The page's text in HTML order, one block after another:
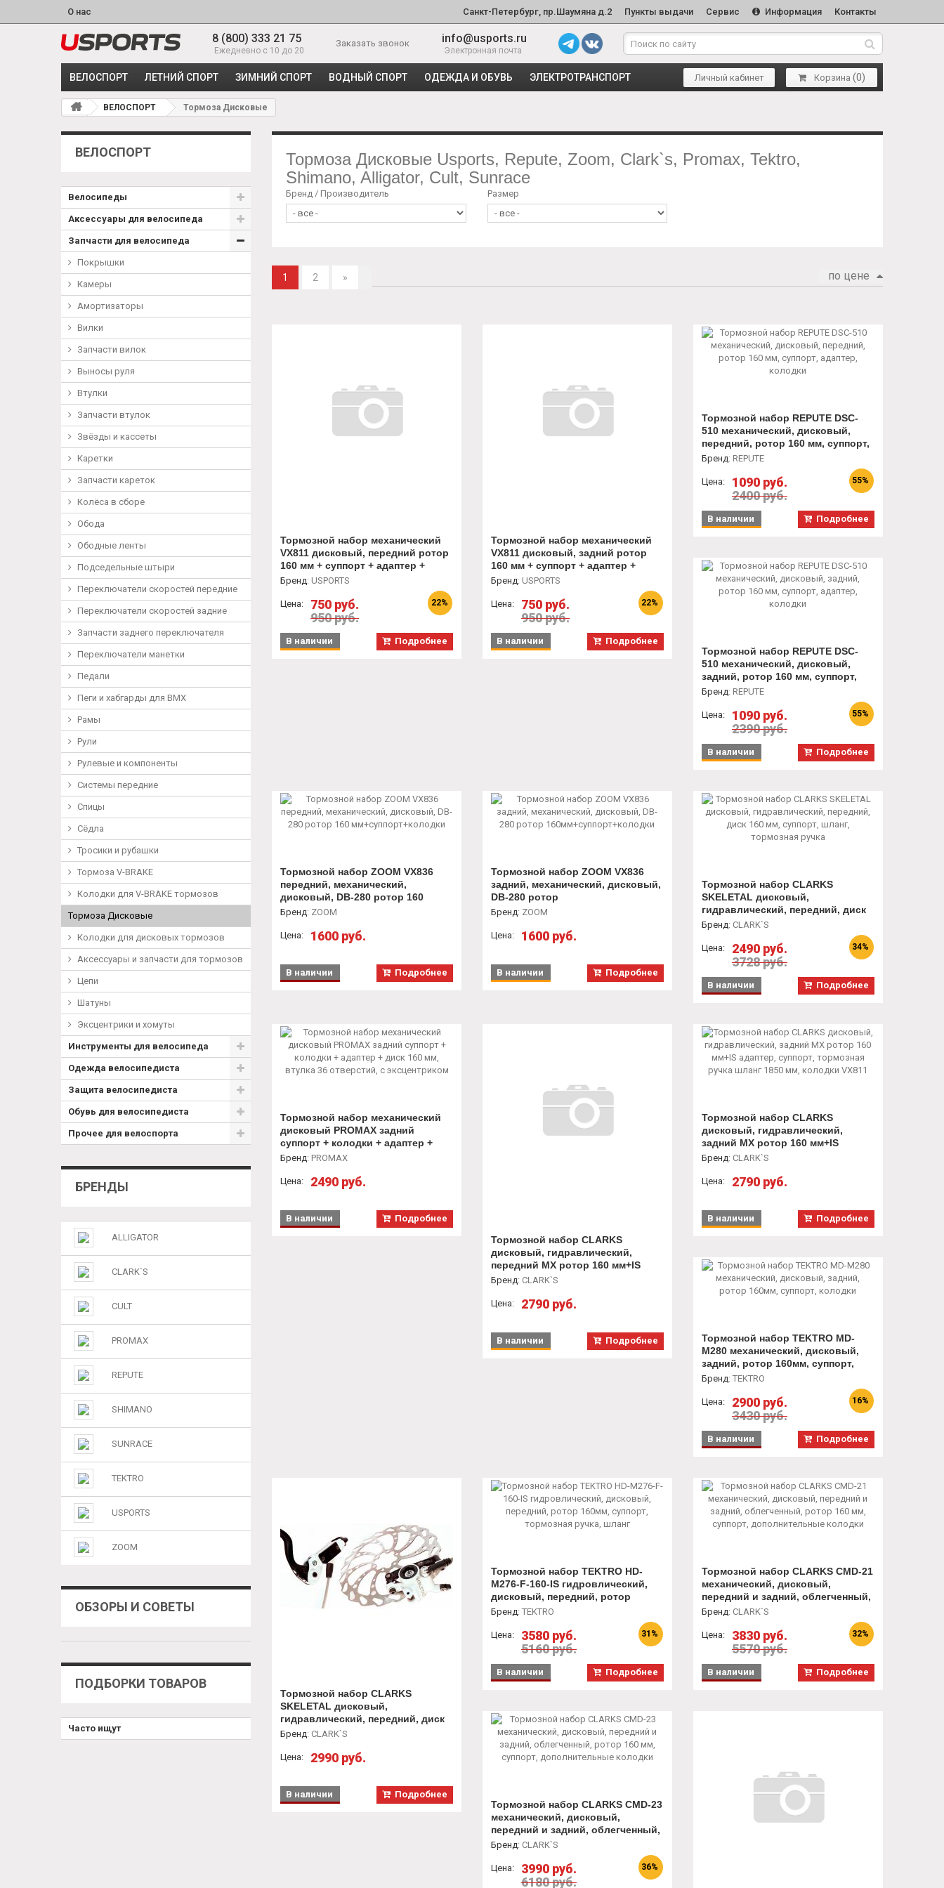
О нас Санкт-Петербург, пр.Шаумяна д.2 Пункты выдачи Сервис Информация Контакты
8 (800) 333 21 75
Ежедневно с 10 до 20
Заказать звонок info@usports.ru
Электронная почта
ВЕЛОСПОРТ ЛЕТНИЙ СПОРТ ЗИМНИЙ СПОРТ ВОДНЫЙ СПОРТ ОДЕЖДА И ОБУВЬ ЭЛЕКТРОТРАНСПОРТ Личный кабинет Корзина (0)
ВЕЛОСПОРТ Тормоза Дисковые
ВЕЛОСПОРТ
Велосипеды
Аксессуары для велосипеда
Запчасти для велосипеда
Покрышки
Камеры
Амортизаторы
Вилки
Запчасти вилок
Выносы руля
Втулки
Запчасти втулок
Звёзды и кассеты
Каретки
Запчасти кареток
Колёса в сборе
Обода
Ободные ленты
Подседельные штыри
Переключатели скоростей передние
Переключатели скоростей задние
Запчасти заднего переключателя
Переключатели манетки
Педали
Пеги и хабгарды для BMX
Рамы
Рули
Рулевые и компоненты
Системы передние
Спицы
Сёдла
Тросики и рубашки
Тормоза V-BRAKE
Колодки для V-BRAKE тормозов
Тормоза Дисковые
Колодки для дисковых тормозов
Аксессуары и запчасти для тормозов
Цепи
Шатуны
Эксцентрики и хомуты
Инструменты для велосипеда
Одежда велосипедиста
Защита велосипедиста
Обувь для велосипедиста
Прочее для велоспорта
БРЕНДЫ
ALLIGATOR
CLARK`S
CULT
PROMAX
REPUTE
SHIMANO
SUNRACE
TEKTRO
USPORTS
ZOOM
ОБЗОРЫ И СОВЕТЫ
ПОДБОРКИ ТОВАРОВ
Часто ищут
Тормоза Дисковые Usports, Repute, Zoom, Clark`s, Promax, Tektro,
Shimano, Alligator, Cult, Sunrace
Бренд / Производитель Размер
по цене
1 2 »
Тормозной набор механический
VX811 дисковый, передний ротор
160 мм + суппорт + адаптер +
колодки
Бренд: USPORTS
Цена:
750 руб.
950 руб.
22%
Подробнее
В наличии
Тормозной набор механический
VX811 дисковый, задний ротор
160 мм + суппорт + адаптер +
колодки
Бренд: USPORTS
Цена:
750 руб.
950 руб.
22%
Подробнее
В наличии
Тормозной набор REPUTE DSC-
510 механический, дисковый,
передний, ротор 160 мм, суппорт,
адаптер, колодки
Бренд: REPUTE
Цена:
1090 руб.
2400 руб.
55%
Подробнее
В наличии
Тормозной набор REPUTE DSC-
510 механический, дисковый,
задний, ротор 160 мм, суппорт,
адаптер, колодки
Бренд: REPUTE
Цена:
1090 руб.
2390 руб.
55%
Подробнее
В наличии
Тормозной набор ZOOM VX836
передний, механический,
дисковый, DB-280 ротор 160
мм+суппорт+колодки
Бренд: ZOOM
Цена: 1600 руб.
Подробнее
В наличии
Тормозной набор ZOOM VX836
задний, механический, дисковый,
DB-280 ротор
160мм+суппорт+колодки
Бренд: ZOOM
Цена: 1600 руб.
Подробнее
В наличии
Тормозной набор CLARKS
SKELETAL дисковый,
гидравлический, передний, диск
160 мм, суппорт, шланг, тормозная
Бренд: CLARK`S
Цена:
2490 руб.
3728 руб.
34%
Подробнее
В наличии
Тормозной набор механический
дисковый PROMAX задний
суппорт + колодки + адаптер +
диск 160 мм, втулка 36 отверстий,
Бренд: PROMAX
Цена: 2490 руб.
Подробнее
В наличии
Тормозной набор CLARKS
дисковый, гидравлический,
передний MX ротор 160 мм+IS
адаптер, суппорт, тормозная
VX811
Бренд: CLARK`S
Цена: 2790 руб.
Подробнее
В наличии
Тормозной набор CLARKS
дисковый, гидравлический,
задний MX ротор 160 мм+IS
адаптер, суппорт, тормозная
VX811
Бренд: CLARK`S
Цена: 2790 руб.
Подробнее
В наличии
Тормозной набор TEKTRO MD-
M280 механический, дисковый,
задний, ротор 160мм, суппорт,
колодки
Бренд: TEKTRO
Цена:
2900 руб.
3430 руб.
16%
Подробнее
В наличии
Тормозной набор CLARKS
SKELETAL дисковый,
гидравлический, передний, диск
185 мм, суппорт, шланг, тормозная
Бренд: CLARK`S
Цена: 2990 руб.
Подробнее
В наличии
Тормозной набор TEKTRO HD-
M276-F-160-IS гидровлический,
дисковый, передний, ротор
160мм, суппорт, тормозная ручка,
Бренд: TEKTRO
Цена:
3580 руб.
5160 руб.
31%
Подробнее
В наличии
Тормозной набор CLARKS CMD-21
механический, дисковый,
передний и задний, облегченный,
ротор 160 мм, суппорт,
Бренд: CLARK`S
Цена:
3830 руб.
5570 руб.
32%
Подробнее
В наличии
Тормозной набор CLARKS CMD-23
механический, дисковый,
передний и задний, облегченный,
ротор 160 мм, суппорт,
Бренд: CLARK`S
Цена:
3990 руб.
6180 руб.
36%